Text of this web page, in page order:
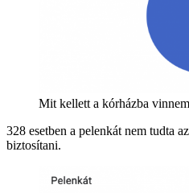
Mit kellett a kórházba vinnem
328 esetben a pelenkát nem tudta
biztosítani.